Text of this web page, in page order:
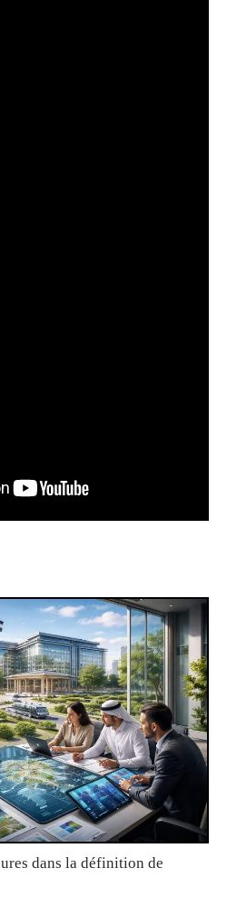
dans la définition de